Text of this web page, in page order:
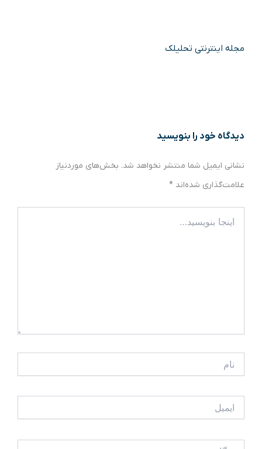
مجله اینترنتی تحلیلک
دیدگاه‌ خود را بنویسید
نشانی ایمیل شما منتشر نخواهد شد. بخش‌های موردنیاز
علامت‌گذاری شده‌اند *
بنویسید…